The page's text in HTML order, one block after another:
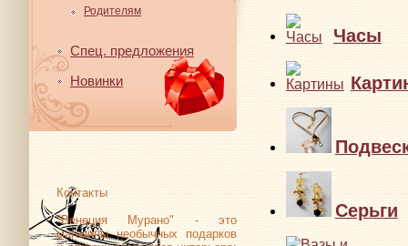
Родителям
Спец. предложения
Новинки
Контакты
"Венеция Мурано" - это
магазины необычных подарков
Часы
Серьги